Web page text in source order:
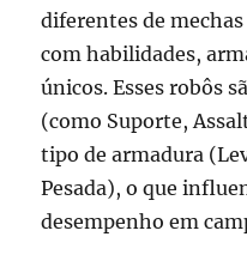
diferentes de
com habilidades,
únicos. Esses robôs
(como Suporte,
tipo de armadura
Pesada), o que
desempenho em